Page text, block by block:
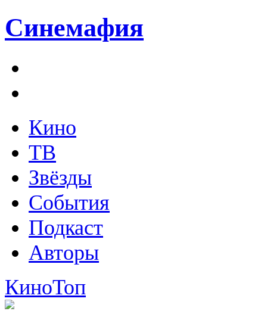
Синемафия
Кино
ТВ
Звёзды
События
Подкаст
Авторы
КиноТоп